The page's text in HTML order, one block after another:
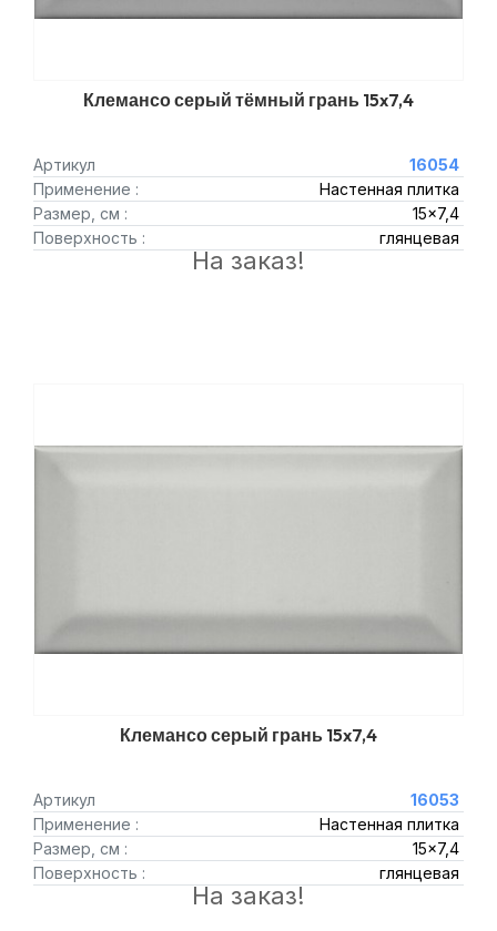
Клемансо серый тёмный грань 15x7,4
Артикул
16054
Применение :
Настенная плитка
Размер, см :
15x7,4
Поверхность :
глянцевая
На заказ!
Клемансо серый грань 15x7,4
Артикул
16053
Применение :
Настенная плитка
Размер, см :
15x7,4
Поверхность :
глянцевая
На заказ!